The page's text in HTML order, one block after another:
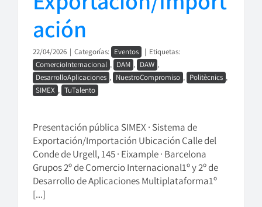
ación
22/04/2026 | Categorías: Eventos | Etiquetas:
ComercioInternacional , DAM , DAW ,
DesarrolloAplicaciones , NuestroCompromiso , Politècnics ,
SIMEX , TuTalento
Presentación pública SIMEX · Sistema de
Exportación/Importación Ubicación Calle del
Conde de Urgell, 145 · Eixample · Barcelona
Grupos 2º de Comercio Internacional1º y 2º de
Desarrollo de Aplicaciones Multiplataforma1º
[...]